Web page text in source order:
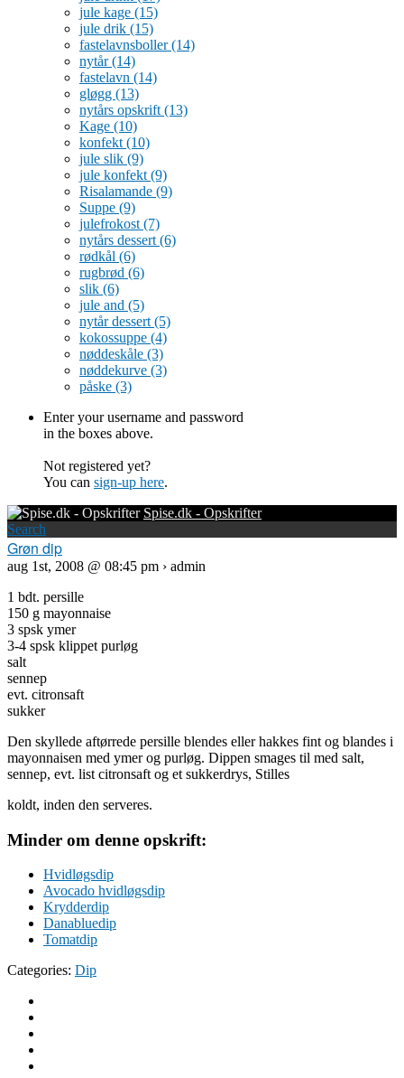
jule kage (15)
jule drik (15)
fastelavnsboller(14)
nytår(14)
fastelavn (14)
gløgg (13)
nytårs opskrift (13)
Kage (10)
konfekt (10)
jule slik (9)
jule konfekt (9)
Risalamande (9)
Suppe (9)
julefrokost (7)
nytårs dessert (6)
rødkål (6)
rugbrød (6)
slik (6)
jule and (5)
nytår dessert (5)
kokossuppe (4)
nøddeskåle (3)
nøddekurve (3)
påske (3)
Enter your username and password
in the boxes above.
Not registered yet?
You can sign-up here.
Spise.dk - Opskrifter
Search
Grøn dip
aug 1st, 2008 @ 08:45 pm › admin
1 bdt. persille
150 g mayonnaise
3 spsk ymer
3-4 spsk klippet purløg
salt
sennep
evt. citronsaft
sukker
Den skyllede aftørrede persille blendes eller hakkes fint og blandes i
mayonnaisen med ymer og purløg. Dippen smages til med salt,
sennep, evt. list citronsaft og et sukkerdrys, Stilles
koldt, inden den serveres.
Minder om denne opskrift:
Hvidløgsdip
Avocado hvidløgsdip
Krydderdip
Danabluedip
Tomatdip
Categories: Dip